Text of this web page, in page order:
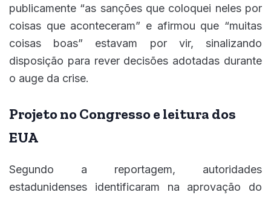
publicamente “as sanções que coloquei neles por
coisas que aconteceram” e afirmou que “muitas
coisas boas” estavam por vir, sinalizando
disposição para rever decisões adotadas durante
o auge da crise.
Projeto no Congresso e leitura dos
EUA
Segundo a reportagem, autoridades
estadunidenses identificaram na aprovação do